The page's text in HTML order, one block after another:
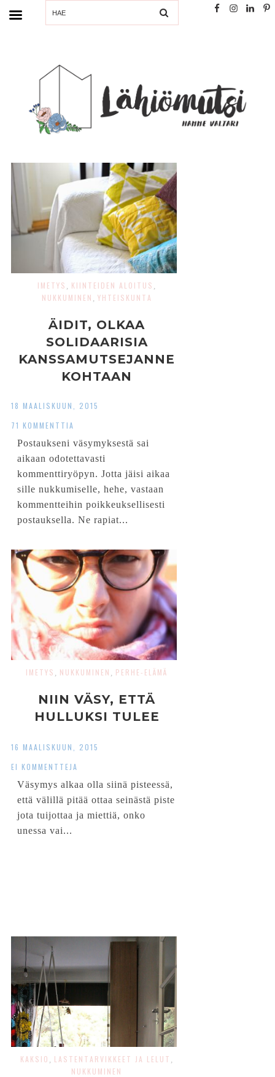
SEARCH
IMETYS KIINTEIDEN ALOITUS
NUKKUMINEN YHTEISKUNTA
ÄIDIT, OLKAA
SOLIDAARISIA
KANSSAMUTSEJANNE
KOHTAAN
18 MAALISKUUN, 2015
71 KOMMENTTIA
Postaukseni väsymyksestä sai
aikaan odotettavasti
kommenttiryöpyn. Jotta jäisi aikaa
sille nukkumiselle, hehe, vastaan
kommentteihin poikkeuksellisesti
postauksella. Ne rapiat...
IMETYS NUKKUMINEN PERHE-ELÄMÄ
NIIN VÄSY, ETTÄ
HULLUKSI TULEE
16 MAALISKUUN, 2015
EI KOMMENTTEJA
Väsymys alkaa olla siinä pisteessä,
että välillä pitää ottaa seinästä piste
jota tuijottaa ja miettiä, onko
unessa vai...
KAKSIO LASTENTARVIKKEET JA LELUT
NUKKUMINEN